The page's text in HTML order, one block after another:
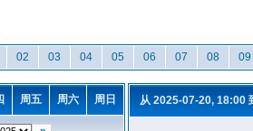
02 03 04 05 06 07 08 09
周五 周六 周日 从 2025-07-20, 18:00